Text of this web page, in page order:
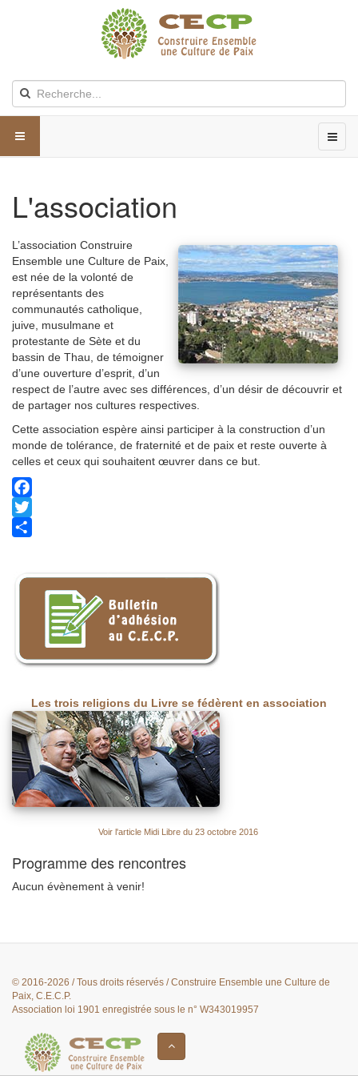
L'association
L’association Construire
Ensemble une Culture de Paix,
est née de la volonté de
représentants des
communautés catholique,
juive, musulmane et
protestante de Sète et du
bassin de Thau, de témoigner
d’une ouverture d’esprit, d’un
respect de l’autre avec ses différences, d’un désir de découvrir et
de partager nos cultures respectives.
Cette association espère ainsi participer à la construction d’un
monde de tolérance, de fraternité et de paix et reste ouverte à
celles et ceux qui souhaitent œuvrer dans ce but.
Facebook
Twitter
Les trois religions du Livre se fédèrent en association
Voir l'article Midi Libre du 23 octobre 2016
Programme des rencontres
Aucun évènement à venir!
© 2016-2026 / Tous droits réservés / Construire Ensemble une Culture de
Paix, C.E.C.P.
Association loi 1901 enregistrée sous le n° W343019957